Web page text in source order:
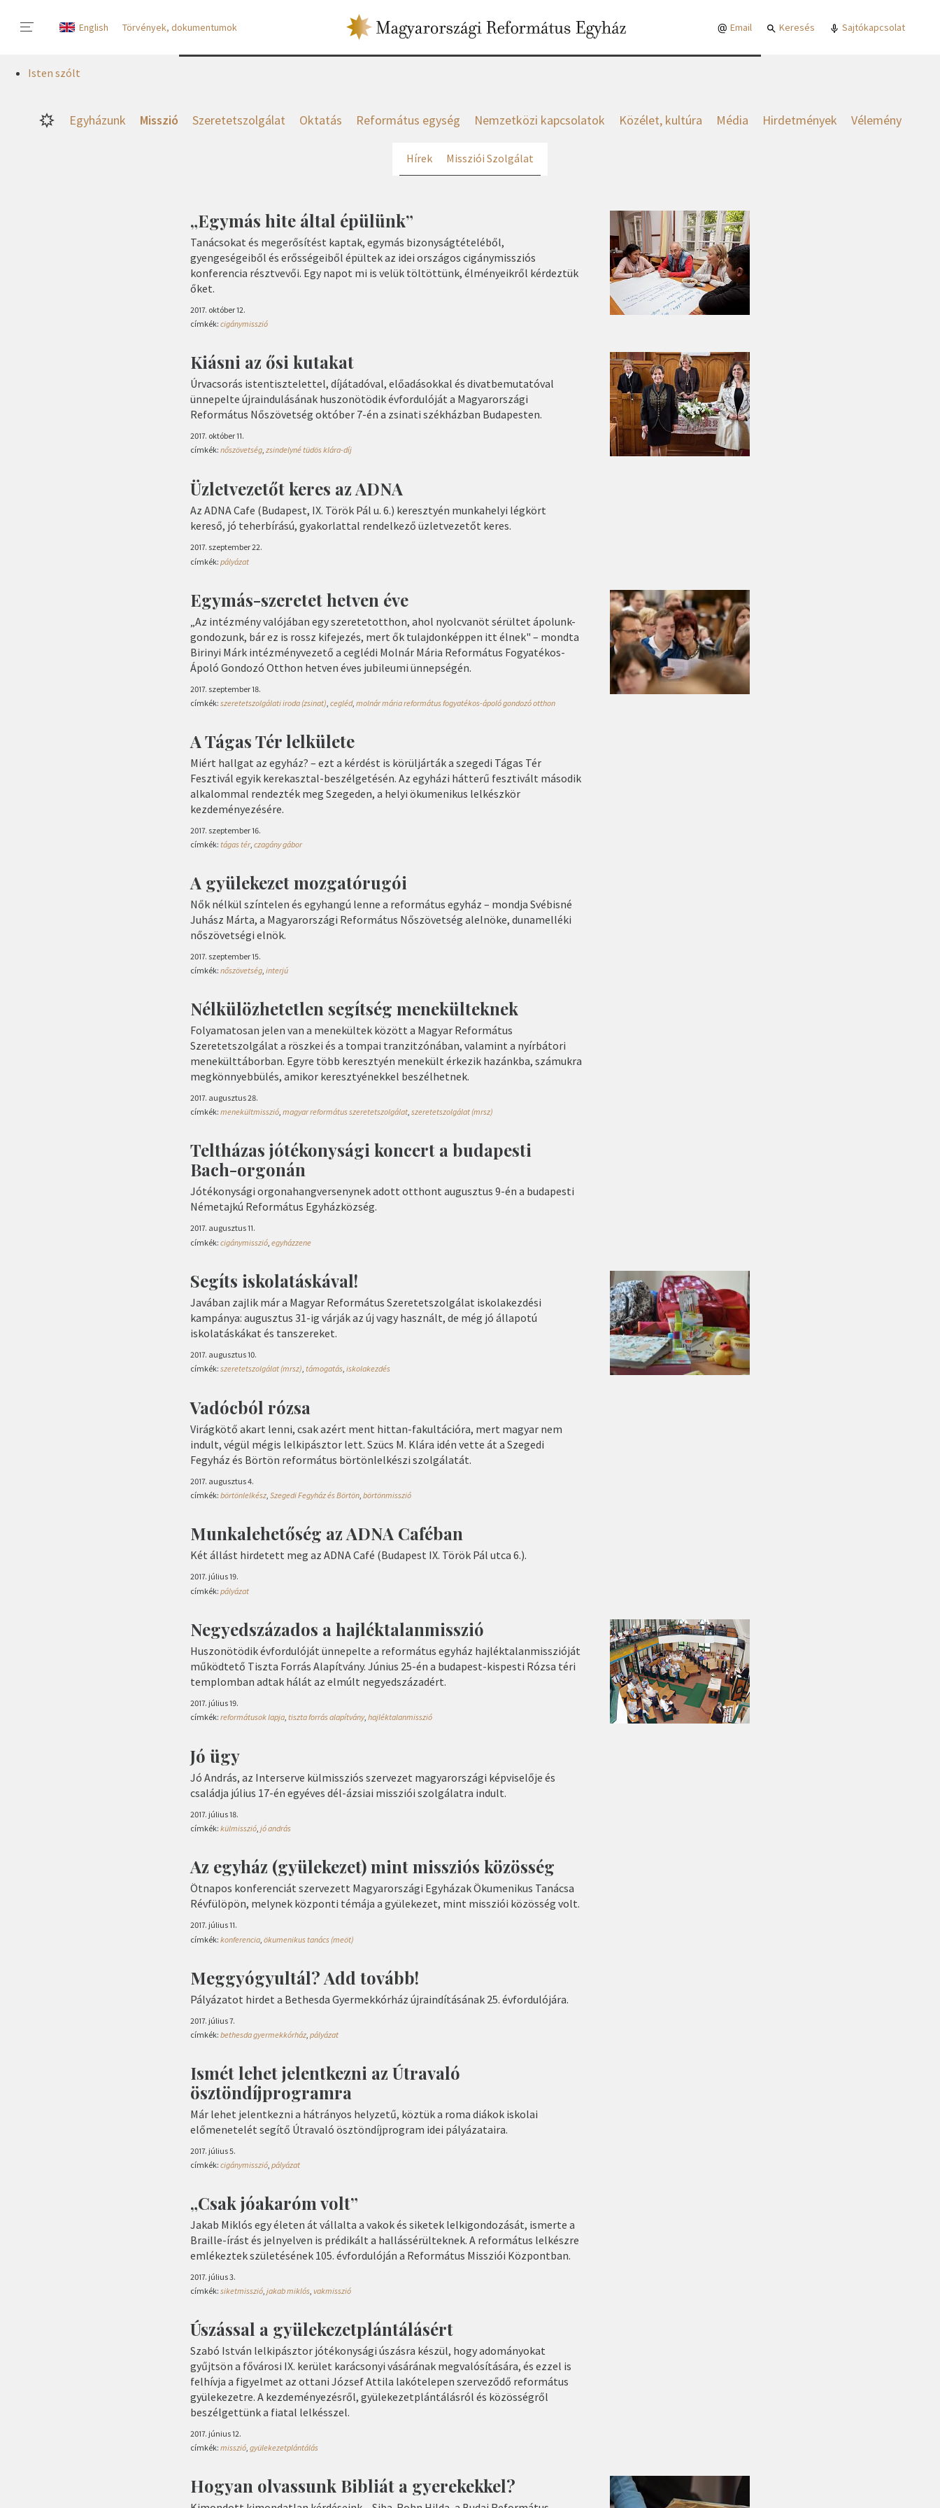
English Törvények, dokumentumok Email Keresés Sajtókapcsolat
Isten szólt
Egyházunk Misszió Szeretetszolgálat Oktatás Református egység Nemzetközi kapcsolatok Közélet, kultúra Média Hirdetmények Vélemény
Hírek Missziói Szolgálat
„Egymás hite által épülünk”
Tanácsokat és megerősítést kaptak, egymás bizonyságtételéből,
gyengeségeiből és erősségeiből épültek az idei országos cigánymissziós
konferencia résztvevői. Egy napot mi is velük töltöttünk, élményeikről kérdeztük
őket.
2017. október 12.
címkék: cigánymisszió
Kiásni az ősi kutakat
Úrvacsorás istentisztelettel, díjátadóval, előadásokkal és divatbemutatóval
ünnepelte újraindulásának huszonötödik évfordulóját a Magyarországi
Református Nőszövetség október 7-én a zsinati székházban Budapesten.
2017. október 11.
címkék: nőszövetség, zsindelyné tüdös klára-díj
Üzletvezetőt keres az ADNA
Az ADNA Cafe (Budapest, IX. Török Pál u. 6.) keresztyén munkahelyi légkört
kereső, jó teherbírású, gyakorlattal rendelkező üzletvezetőt keres.
2017. szeptember 22.
címkék: pályázat
Egymás-szeretet hetven éve
„Az intézmény valójában egy szeretetotthon, ahol nyolcvanöt sérültet ápolunk-
gondozunk, bár ez is rossz kifejezés, mert ők tulajdonképpen itt élnek" – mondta
Birinyi Márk intézményvezető a ceglédi Molnár Mária Református Fogyatékos-
Ápoló Gondozó Otthon hetven éves jubileumi ünnepségén.
2017. szeptember 18.
címkék: szeretetszolgálati iroda (zsinat) cegléd, molnár mária református fogyatékos-ápoló gondozó otthon
A Tágas Tér lelkülete
Miért hallgat az egyház? – ezt a kérdést is körüljárták a szegedi Tágas Tér
Fesztivál egyik kerekasztal-beszélgetésén. Az egyházi hátterű fesztivált második
alkalommal rendezték meg Szegeden, a helyi ökumenikus lelkészkör
kezdeményezésére.
2017. szeptember 16.
címkék: tágas tér, czagány gábor
A gyülekezet mozgatórugói
Nők nélkül színtelen és egyhangú lenne a református egyház – mondja Svébisné
Juhász Márta, a Magyarországi Református Nőszövetség alelnöke, dunamelléki
nőszövetségi elnök.
2017. szeptember 15.
címkék: nőszövetség, interjú
Nélkülözhetetlen segítség menekülteknek
Folyamatosan jelen van a menekültek között a Magyar Református
Szeretetszolgálat a röszkei és a tompai tranzitzónában, valamint a nyírbátori
menekülttáborban. Egyre több keresztyén menekült érkezik hazánkba, számukra
megkönnyebbülés, amikor keresztyénekkel beszélhetnek.
2017. augusztus 28.
címkék: menekültmisszió, magyar református szeretetszolgálat, szeretetszolgálat (mrsz)
Teltházas jótékonysági koncert a budapesti
Bach-orgonán
Jótékonysági orgonahangversenynek adott otthont augusztus 9-én a budapesti
Németajkú Református Egyházközség.
2017. augusztus 11.
címkék: cigánymisszió egyházzene
Segíts iskolatáskával!
Javában zajlik már a Magyar Református Szeretetszolgálat iskolakezdési
kampánya: augusztus 31-ig várják az új vagy használt, de még jó állapotú
iskolatáskákat és tanszereket.
2017. augusztus 10.
címkék: szeretetszolgálat (mrsz) támogatás iskolakezdés
Vadócból rózsa
Virágkötő akart lenni, csak azért ment hittan-fakultációra, mert magyar nem
indult, végül mégis lelkipásztor lett. Szücs M. Klára idén vette át a Szegedi
Fegyház és Börtön református börtönlelkészi szolgálatát.
2017. augusztus 4.
címkék: börtönlelkész, Szegedi Fegyház és Börtön, börtönmisszió
Munkalehetőség az ADNA Caféban
Két állást hirdetett meg az ADNA Café (Budapest IX. Török Pál utca 6.).
2017. július 19.
címkék: pályázat
Negyedszázados a hajléktalanmisszió
Huszonötödik évfordulóját ünnepelte a református egyház hajléktalanmisszióját
működtető Tiszta Forrás Alapítvány. Június 25-én a budapest-kispesti Rózsa téri
templomban adtak hálát az elmúlt negyedszázadért.
2017. július 19.
címkék: reformátusok lapja tiszta forrás alapítvány, hajléktalanmisszió
Jó ügy
Jó András, az Interserve külmissziós szervezet magyarországi képviselője és
családja július 17-én egyéves dél-ázsiai missziói szolgálatra indult.
2017. július 18.
címkék: külmisszió, jó andrás
Az egyház (gyülekezet) mint missziós közösség
Ötnapos konferenciát szervezett Magyarországi Egyházak Ökumenikus Tanácsa
Révfülöpön, melynek központi témája a gyülekezet, mint missziói közösség volt.
2017. július 11.
címkék: konferencia ökumenikus tanács (meöt)
Meggyógyultál? Add tovább!
Pályázatot hirdet a Bethesda Gyermekkórház újraindításának 25. évfordulójára.
2017. július 7.
címkék: bethesda gyermekkórház pályázat
Ismét lehet jelentkezni az Útravaló
ösztöndíjprogramra
Már lehet jelentkezni a hátrányos helyzetű, köztük a roma diákok iskolai
előmenetelét segítő Útravaló ösztöndíjprogram idei pályázataira.
2017. július 5.
címkék: cigánymisszió pályázat
„Csak jóakaróm volt”
Jakab Miklós egy életen át vállalta a vakok és siketek lelkigondozását, ismerte a
Braille-írást és jelnyelven is prédikált a hallássérülteknek. A református lelkészre
emlékeztek születésének 105. évfordulóján a Református Missziói Központban.
2017. július 3.
címkék: siketmisszió, jakab miklós, vakmisszió
Úszással a gyülekezetplántálásért
Szabó István lelkipásztor jótékonysági úszásra készül, hogy adományokat
gyűjtsön a fővárosi IX. kerület karácsonyi vásárának megvalósítására, és ezzel is
felhívja a figyelmet az ottani József Attila lakótelepen szerveződő református
gyülekezetre. A kezdeményezésről, gyülekezetplántálásról és közösségről
beszélgettünk a fiatal lelkésszel.
2017. június 12.
címkék: misszió, gyülekezetplántálás
Hogyan olvassunk Bibliát a gyerekekkel?